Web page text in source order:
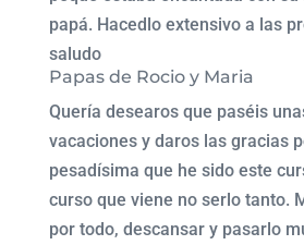
papá. Hacedlo extensivo a las
saludo
Papas de Rocio y Maria
Quería desearos que paséis
vacaciones y daros las gracias
pesadísima que he sido este
curso que viene no serlo tanto.
por todo, descansar y pasarlo